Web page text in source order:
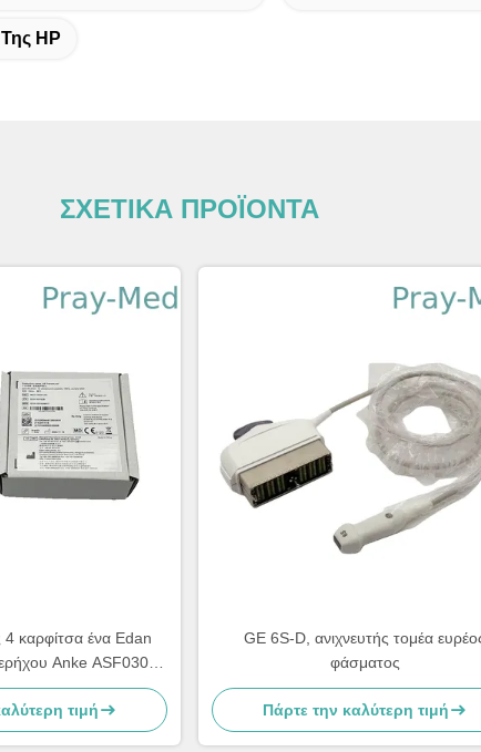
HP
ΣΧΕΤΙΚΑ ΠΡΟΪΟΝΤΑ
4 καρφίτσα ένα Edan
Anke ASF030
τιμή
GE 6S-D, ανιχνευτής τομέα
φάσματος
Πάρτε την καλύτερη τιμή